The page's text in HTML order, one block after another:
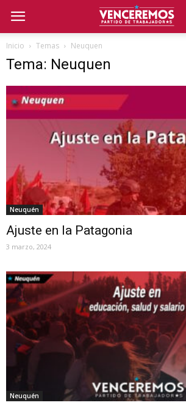
Inicio Temas Neuquen
Tema: Neuquen
Neuquén
Ajuste en la Patagonia
3 marzo, 2024
Neuquén